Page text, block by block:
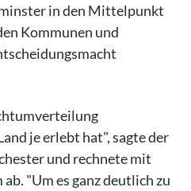
in den Mittelpunkt
Kommunen und
je erlebt hat", sagte der
und rechnete mit
"Um es ganz deutlich zu